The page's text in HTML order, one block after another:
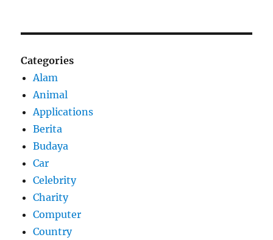
Categories
Alam
Animal
Applications
Berita
Budaya
Car
Celebrity
Charity
Computer
Country